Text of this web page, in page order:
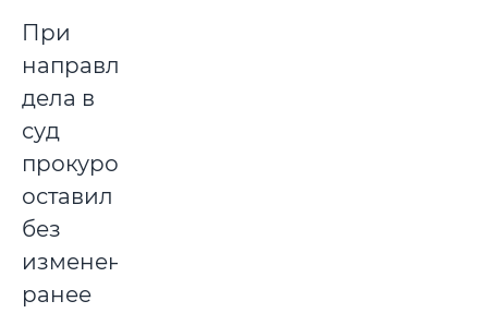
При
направлении
дела в
суд
прокурор
оставил
без
изменения
ранее